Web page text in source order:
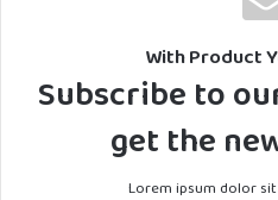
With Product
Subscribe to
get the
Lorem ipsum dolor